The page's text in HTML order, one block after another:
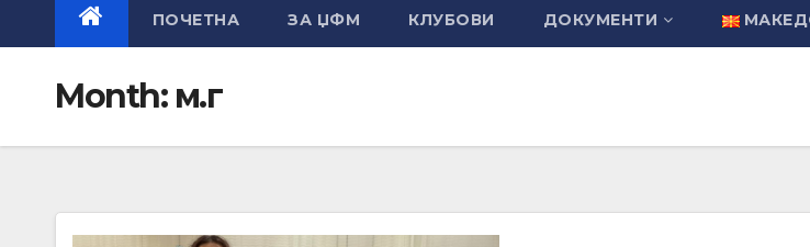
ПОЧЕТНА ЗА ЏФМ КЛУБОВИ ДОКУМЕНТИ
Month: м.г